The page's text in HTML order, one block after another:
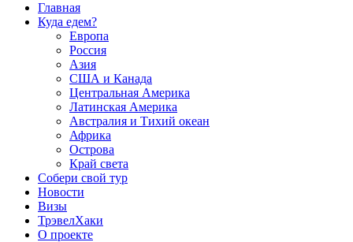
Главная
Куда едем?
Европа
Россия
Азия
США и Канада
Центральная Америка
Латинская Америка
Австралия и Тихий океан
Африка
Острова
Край света
Собери свой тур
Новости
Визы
ТрэвелХаки
О проекте